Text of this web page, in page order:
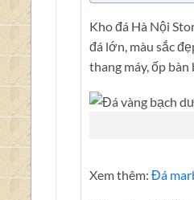
Kho đá Hà Nội
đá lớn, màu sắc
thang máy, ốp
Xem thêm: Đá